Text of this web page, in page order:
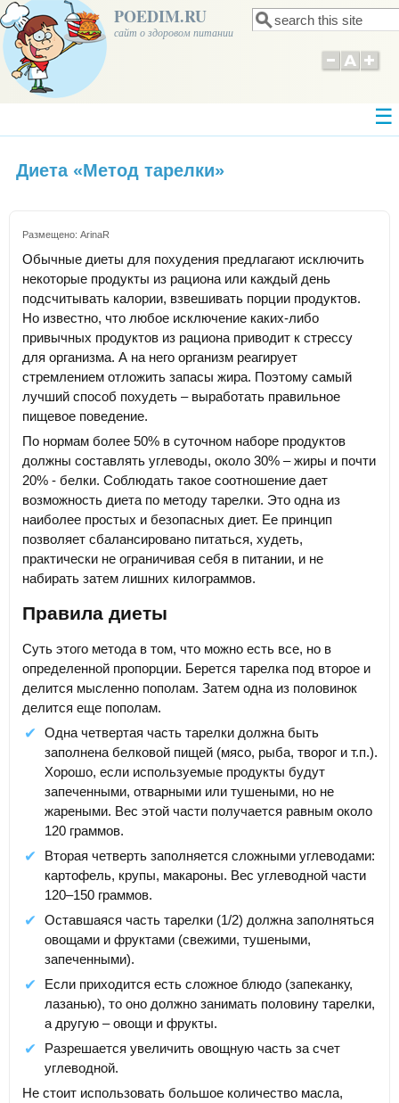
POEDIM.RU
сайт о здоровом питании Форма поиска
Поиск
Диета «Метод тарелки»
Размещено: ArinaR
Обычные диеты для похудения предлагают исключить
некоторые продукты из рациона или каждый день
подсчитывать калории, взвешивать порции продуктов.
Но известно, что любое исключение каких-либо
привычных продуктов из рациона приводит к стрессу
для организма. А на него организм реагирует
стремлением отложить запасы жира. Поэтому самый
лучший способ похудеть – выработать правильное
пищевое поведение.
По нормам более 50% в суточном наборе продуктов
должны составлять углеводы, около 30% – жиры и почти
20% - белки. Соблюдать такое соотношение дает
возможность диета по методу тарелки. Это одна из
наиболее простых и безопасных диет. Ее принцип
позволяет сбалансировано питаться, худеть,
практически не ограничивая себя в питании, и не
набирать затем лишних килограммов.
Правила диеты
Суть этого метода в том, что можно есть все, но в
определенной пропорции. Берется тарелка под второе и
делится мысленно пополам. Затем одна из половинок
делится еще пополам.
Одна четвертая часть тарелки должна быть
заполнена белковой пищей (мясо, рыба, творог и т.п.).
Хорошо, если используемые продукты будут
запеченными, отварными или тушеными, но не
жареными. Вес этой части получается равным около
120 граммов.
Вторая четверть заполняется сложными углеводами:
картофель, крупы, макароны. Вес углеводной части
120–150 граммов.
Оставшаяся часть тарелки (1/2) должна заполняться
овощами и фруктами (свежими, тушеными,
запеченными).
Если приходится есть сложное блюдо (запеканку,
лазанью), то оно должно занимать половину тарелки,
а другую – овощи и фрукты.
Разрешается увеличить овощную часть за счет
углеводной.
Не стоит использовать большое количество масла,